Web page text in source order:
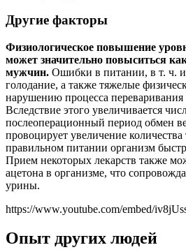
Другие факторы
Физиологическое повышение
может значительно повыситься
мужчин. Ошибки в питании, в т. ч.
голодание, а также тяжелые
нарушению процесса
Вследствие этого увеличивается
послеоперационный период обмен
провоцирует увеличение
правильном питании организм
Прием некоторых лекарств также
ацетона в организме, что
урины.
https://www.youtube.com/embed/
Опыт других людей